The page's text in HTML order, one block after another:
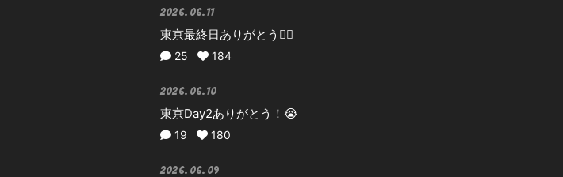
2026.06.11
東京最終日ありがとう❤️‍🔥
25 184
2026.06.10
東京Day2ありがとう！😭
19 180
2026.06.09